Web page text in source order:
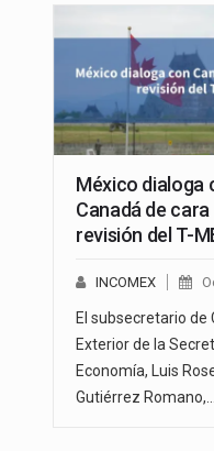
México dialoga
Canadá de cara
revisión del T-
INCOMEX
El subsecretario de
Exterior de la
Economía, Luis
Gutiérrez Romano,…